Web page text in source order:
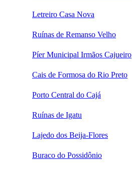
Letreiro Casa Nova
Ruínas de Remanso Velho
Píer Municipal Irmãos Cajueiro
Cais de Formosa do Rio Preto
Porto Central do Cajá
Ruínas de Igatu
Lajedo dos Beija-Flores
Buraco do Possidônio